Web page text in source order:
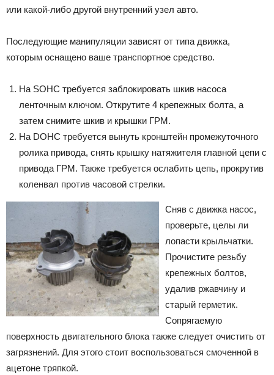
или какой-либо другой внутренний узел авто.
Последующие манипуляции зависят от типа движка,
которым оснащено ваше транспортное средство.
На SOHC требуется заблокировать шкив насоса
ленточным ключом. Открутите 4 крепежных болта, а
затем снимите шкив и крышки ГРМ.
На DOHC требуется вынуть кронштейн промежуточного
ролика привода, снять крышку натяжителя главной цепи с
привода ГРМ. Также требуется ослабить цепь, прокрутив
коленвал против часовой стрелки.
Сняв с движка насос,
проверьте, целы ли
лопасти крыльчатки.
Прочистите резьбу
крепежных болтов,
удалив ржавчину и
старый герметик.
Сопрягаемую
поверхность двигательного блока также следует очистить от
загрязнений. Для этого стоит воспользоваться смоченной в
ацетоне тряпкой.